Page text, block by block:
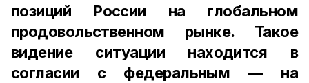
позиций России на глобальном
продовольственном рынке. Такое
видение ситуации находится в
согласии с федеральным — на